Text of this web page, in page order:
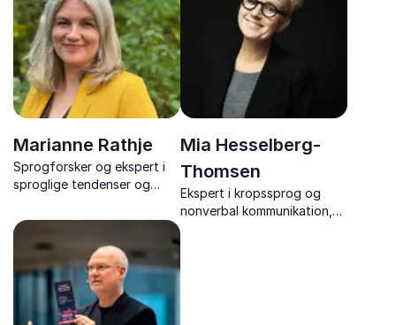
forhandling.
Marianne Rathje
Sprogforsker og ekspert i
sproglige tendenser og
sprogets udvikling
forståeligt og sjovt.
Mia Hesselberg-
Thomsen
Ekspert i kropssprog og
nonverbal kommunikation,